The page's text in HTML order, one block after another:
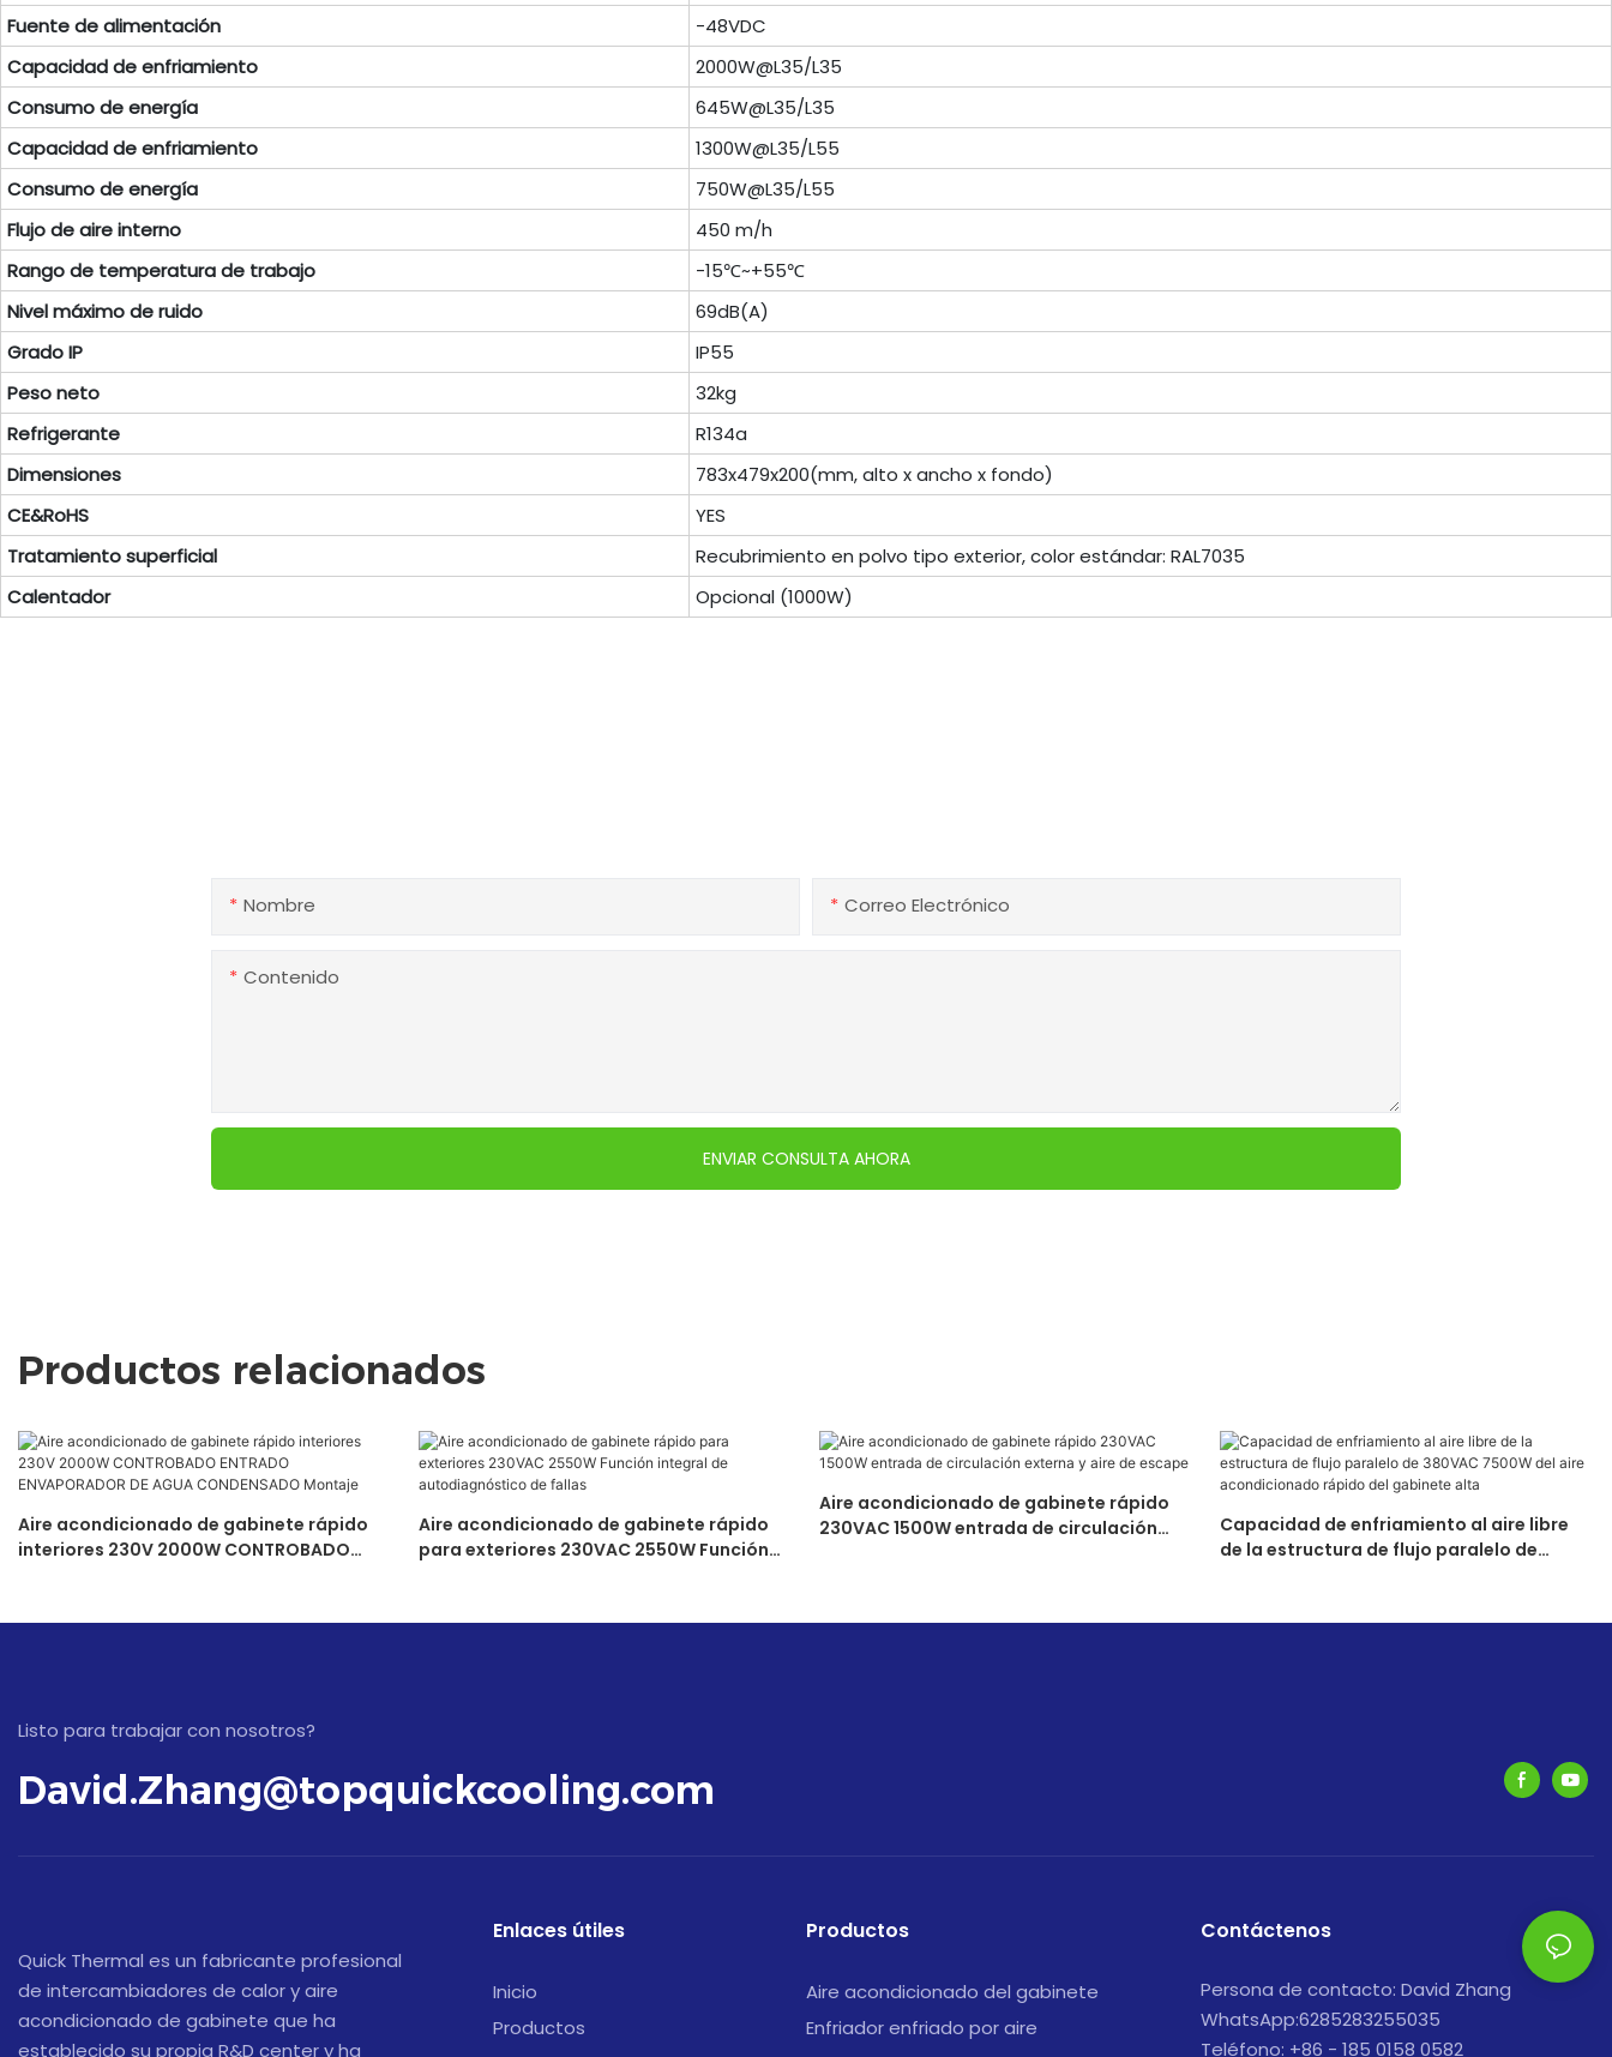
Fuente de alimentación
-48VDC
Capacidad de enfriamiento
2000W@L35/L35
Consumo de energía
645W@L35/L35
Capacidad de enfriamiento
1300W@L35/L55
Consumo de energía
750W@L35/L55
Flujo de aire interno
450 m/h
Rango de temperatura de trabajo
-15℃~+55℃
Nivel máximo de ruido
69dB(A)
Grado IP
IP55
Peso neto
32kg
Refrigerante
R134a
Dimensiones
783x479x200(mm, alto x ancho x fondo)
CE&RoHS
YES
Tratamiento superficial
Recubrimiento en polvo tipo exterior, color estándar: RAL7035
Calentador
Opcional (1000W)
Nombre Correo Electrónico
Contenido
ENVIAR CONSULTA AHORA
Productos relacionados
Aire acondicionado de gabinete rápido
interiores 230V 2000W CONTROBADO
Aire acondicionado de gabinete rápido
para exteriores 230VAC 2550W Función
Aire acondicionado de gabinete rápido
230VAC 1500W entrada de circulación
Capacidad de enfriamiento al aire libre
de la estructura de flujo paralelo de
Listo para trabajar con nosotros?
David.Zhang@topquickcooling.com
Quick Thermal es un fabricante profesional
de intercambiadores de calor y aire
acondicionado de gabinete que ha
establecido su propia R&D center y ha
Enlaces útiles
Inicio
Productos
Productos
Aire acondicionado del gabinete
Enfriador enfriado por aire
Contáctenos
Persona de contacto: David Zhang
WhatsApp:6285283255035
Teléfono: +86 - 185 0158 0582